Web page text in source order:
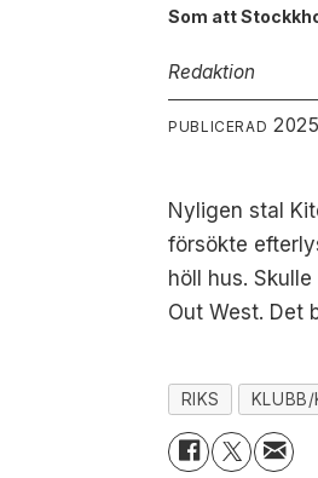
Som att
Redaktion
PUBLICERAD
Nyligen stal
försökte
höll hus.
Out West. Det
RIKS